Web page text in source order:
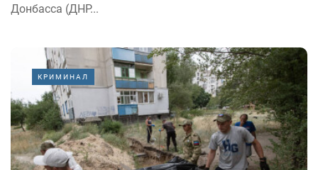
Донбасса (ДНР...
КРИМИНАЛ